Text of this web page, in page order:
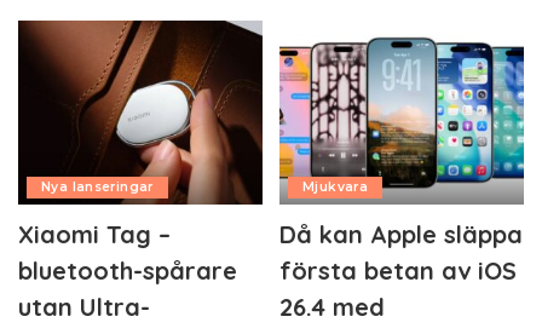
Nya lanseringar
Xiaomi Tag –
bluetooth-spårare
utan Ultra-
Mjukvara
Då kan Apple släppa
första betan av iOS
26.4 med